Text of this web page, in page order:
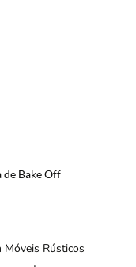
de Bake Off
Móveis Rústicos